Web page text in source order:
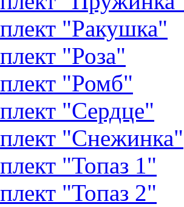
"Ракушка"
"Роза"
"Ромб"
"Сердце"
"Снежинка"
"Топаз 1"
"Топаз 2"